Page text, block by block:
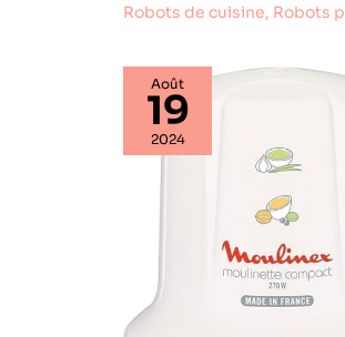
Robots de cuisine, Robots
Août
19
2024